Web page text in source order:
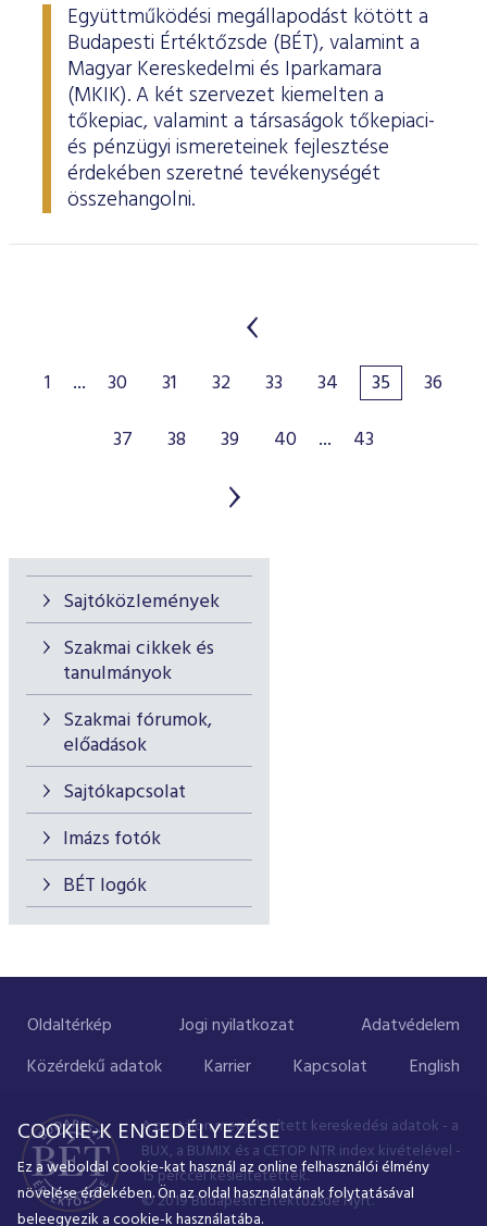
Sajtóközlemények
Szakmai cikkek és
tanulmányok
Szakmai fórumok,
előadások
Sajtókapcsolat
Imázs fotók
BÉT logók
Együttműködési megállapodást kötött a
Budapesti Értéktőzsde (BÉT), valamint a
Magyar Kereskedelmi és Iparkamara
(MKIK). A két szervezet kiemelten a
tőkepiac, valamint a társaságok tőkepiaci-
és pénzügyi ismereteinek fejlesztése
érdekében szeretné tevékenységét
összehangolni.
1 ... 30 31 32 33 34 35
36
37
38 39 40 ... 43
Oldaltérkép Jogi nyilatkozat
Adatvédelem
Közérdekű adatok
Karrier Kapcsolat English
A portálon megjelenített kereskedési adatok - a
BUX, a BUMIX és a CETOP NTR index kivételével -
15 perccel késleltetettek.
© 2019 Budapesti Értéktőzsde Nyrt.
COOKIE-K ENGEDÉLYEZÉSE
Ez a weboldal cookie-kat használ az online felhasználói élmény
növelése érdekében. Ön az oldal használatának folytatásával
beleegyezik a cookie-k használatába.